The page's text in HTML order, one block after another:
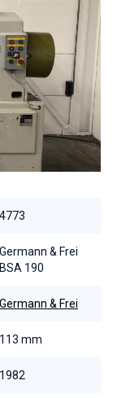
4773
Germann & Frei
BSA 190
Germann & Frei
113 mm
1982